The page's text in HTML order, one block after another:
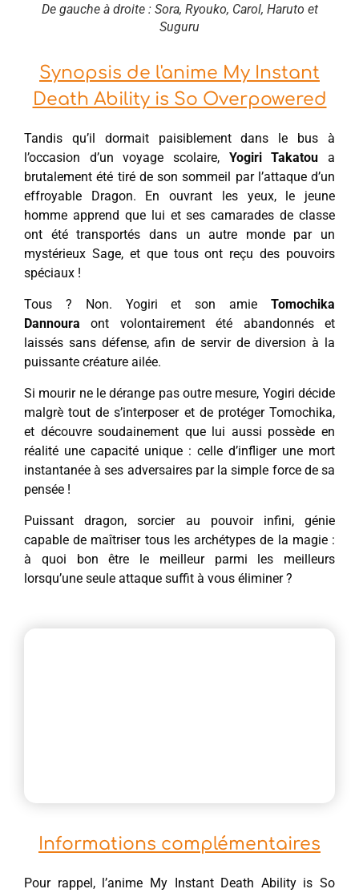
De gauche à droite : Sora, Ryouko, Carol, Haruto et
Suguru
Synopsis de l'anime My Instant
Death Ability is So Overpowered
Tandis qu’il dormait paisiblement dans le bus à
l’occasion d’un voyage scolaire, Yogiri Takatou a
brutalement été tiré de son sommeil par l’attaque d’un
effroyable Dragon. En ouvrant les yeux, le jeune
homme apprend que lui et ses camarades de classe
ont été transportés dans un autre monde par un
mystérieux Sage, et que tous ont reçu des pouvoirs
spéciaux !
Tous ? Non. Yogiri et son amie Tomochika
Dannoura ont volontairement été abandonnés et
laissés sans défense, afin de servir de diversion à la
puissante créature ailée.
Si mourir ne le dérange pas outre mesure, Yogiri décide
malgrè tout de s’interposer et de protéger Tomochika,
et découvre soudainement que lui aussi possède en
réalité une capacité unique : celle d’infliger une mort
instantanée à ses adversaires par la simple force de sa
pensée !
Puissant dragon, sorcier au pouvoir infini, génie
capable de maîtriser tous les archétypes de la magie :
à quoi bon être le meilleur parmi les meilleurs
lorsqu’une seule attaque suffit à vous éliminer ?
Informations complémentaires
Pour rappel, l’anime My Instant Death Ability is So